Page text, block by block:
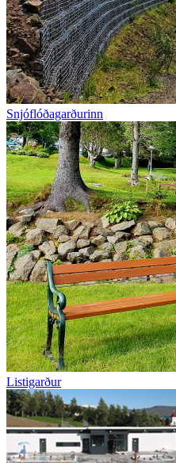
Snjóflóðagarðurinn
Listigarður